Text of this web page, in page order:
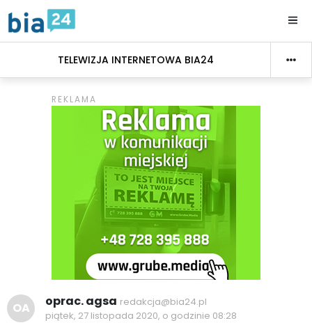
TELEWIZJA INTERNETOWA BIA24
OA oprac. agsa redakcja@bia24.pl
piątek, 27 listopada 2020, o godzinie 08:28